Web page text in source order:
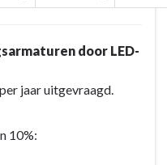
door LED-
jaar uitgevraagd.
10%: